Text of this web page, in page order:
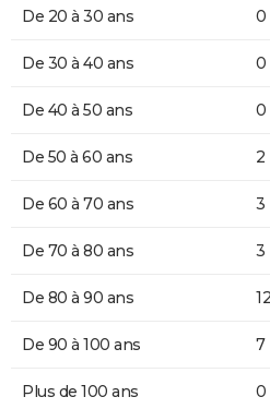
De 20 à 30 ans 0
De 30 à 40 ans 0
De 40 à 50 ans 0
De 50 à 60 ans 2
De 60 à 70 ans 3
De 70 à 80 ans 3
De 80 à 90 ans 12
De 90 à 100 ans 7
Plus de 100 ans 0